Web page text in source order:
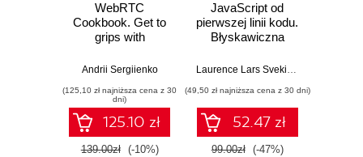
WebRTC
Cookbook. Get to
grips with
communication
services on
WebRTC with
practical, hands-on
recipes
Andrii Sergiienko
(125,10 zł najniższa cena z 30
dni)
125.10 zł
139.00zł (-10%)
JavaScript od
pierwszej linii kodu.
Błyskawiczna
stron WWW i
internetowych
Laurence Lars Svekis
,
(49,50 zł najniższa cena z 30 dni)
52.47 zł
99.00zł (-47%)